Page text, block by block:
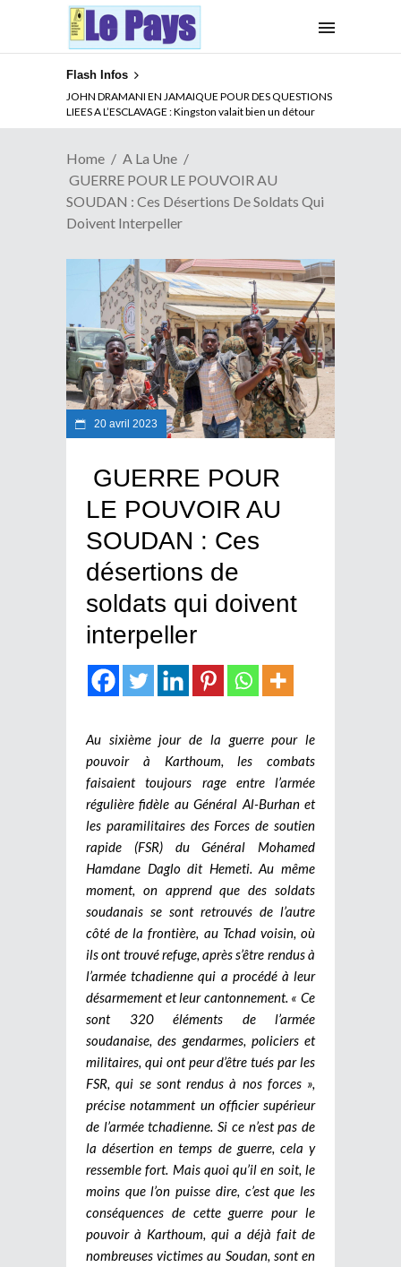
Flash Infos
ABSENCE PROLONGEE DE PAUL BIYA DU CAMEROUN :
Qui pilote le Cameroun ?
Home
A La Une
GUERRE POUR LE POUVOIR AU
SOUDAN : Ces Désertions De Soldats Qui
Doivent Interpeller
20 avril 2023
GUERRE POUR
LE POUVOIR AU
SOUDAN : Ces
désertions de
soldats qui doivent
interpeller
Au sixième jour de la guerre pour le
pouvoir à Karthoum, les combats
faisaient toujours rage entre l’armée
régulière fidèle au Général Al-Burhan et
les paramilitaires des Forces de soutien
rapide (FSR) du Général Mohamed
Hamdane Daglo dit Hemeti. Au même
moment, on apprend que des soldats
soudanais se sont retrouvés de l’autre
côté de la frontière, au Tchad voisin, où
ils ont trouvé refuge, après s’être rendus à
l’armée tchadienne qui a procédé à leur
désarmement et leur cantonnement. « Ce
sont 320 éléments de l’armée
soudanaise, des gendarmes, policiers et
militaires, qui ont peur d’être tués par les
FSR, qui se sont rendus à nos forces »,
précise notamment un officier supérieur
de l’armée tchadienne. Si ce n’est pas de
la désertion en temps de guerre, cela y
ressemble fort. Mais quoi qu’il en soit, le
moins que l’on puisse dire, c’est que les
conséquences de cette guerre pour le
pouvoir à Karthoum, qui a déjà fait de
nombreuses victimes au Soudan, sont en